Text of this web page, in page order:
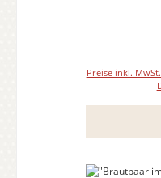
Preise inkl.